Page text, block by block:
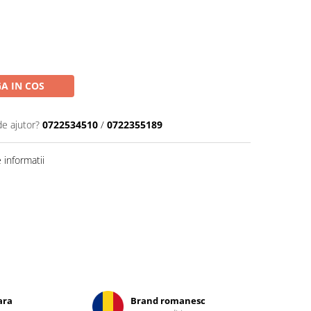
IN COS
ajutor? 0722534510 / 0722355189
informatii
Brand romanesc